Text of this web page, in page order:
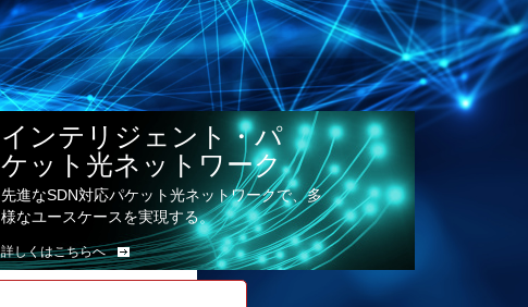
インテリジェント・パ
ケット光ネットワーク
先進なSDN対応パケット光ネットワークで、多
様なユースケースを実現する。
詳しくはこちらへ